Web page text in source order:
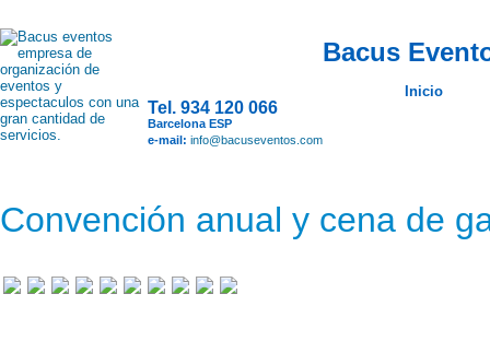
Bacus
Inicio
Tel. 934 120 066
Barcelona ESP
e-mail: info@bacuseventos.com
Convención anual y cena de